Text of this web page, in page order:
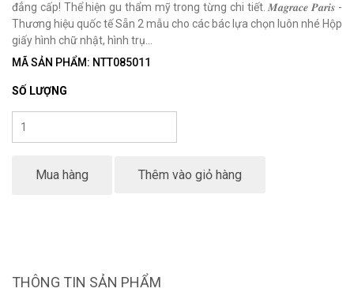
đẳng cấp! Thể hiện gu thẩm mỹ trong từng chi tiết. 𝑴𝒂𝒈𝒓𝒂𝒄𝒆 𝑷𝒂𝒓𝒊𝒔 -
Thương hiệu quốc tế Sẵn 2 mẫu cho các bác lựa chọn luôn nhé Hộp
giấy hình chữ nhật, hình trụ...
MÃ SẢN PHẨM: NTT085011
SỐ LƯỢNG
Mua hàng Thêm vào giỏ hàng
THÔNG TIN SẢN PHẨM